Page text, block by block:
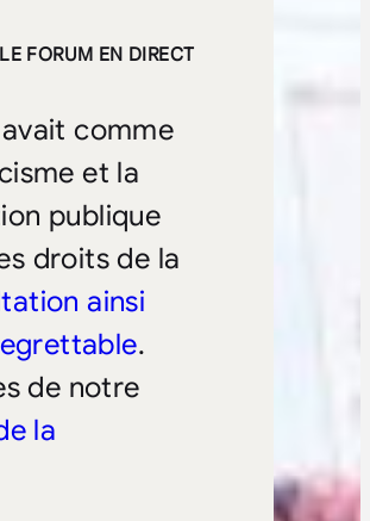
FORUM EN DIRECT
comme
et la
publique
droits de la
ainsi
.
de notre
la